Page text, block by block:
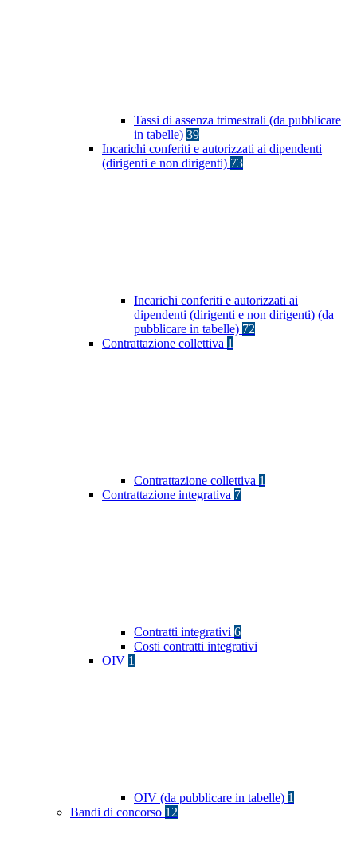
Tassi di assenza trimestrali (da pubblicare
in tabelle) 39
Incarichi conferiti e autorizzati ai dipendenti
(dirigenti e non dirigenti) 73
Incarichi conferiti e autorizzati ai
dipendenti (dirigenti e non dirigenti) (da
pubblicare in tabelle) 72
Contrattazione collettiva 1
Contrattazione collettiva 1
Contrattazione integrativa 7
Contratti integrativi 6
Costi contratti integrativi
OIV 1
OIV (da pubblicare in tabelle) 1
Bandi di concorso 12